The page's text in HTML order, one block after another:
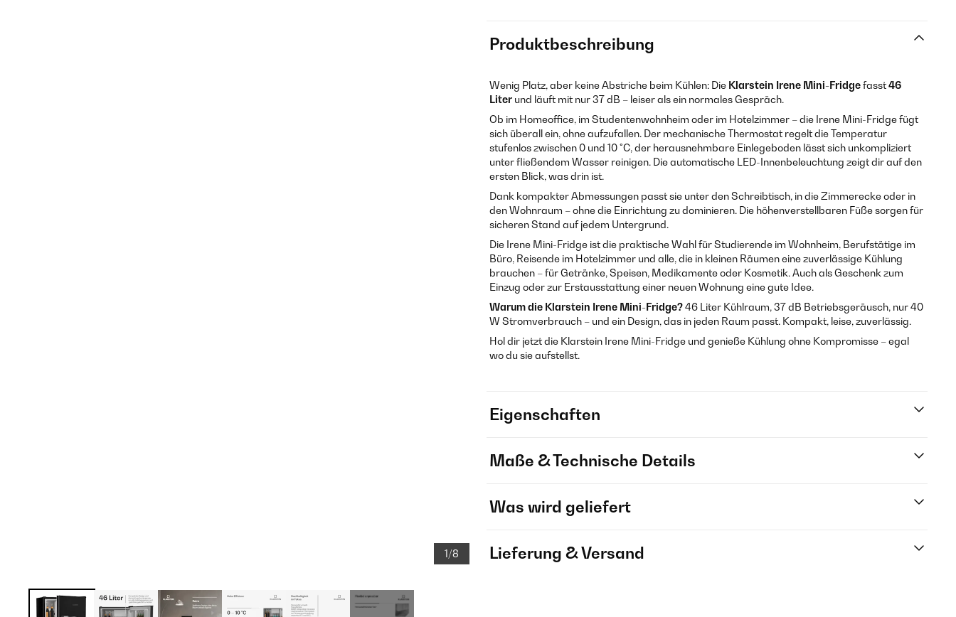
1/8
Produktbeschreibung
Wenig Platz, aber keine Abstriche beim Kühlen: Die Klarstein Irene Mini-Fridgefasst46
Liter und läuft mit nur 37 dB – leiser als ein normales Gespräch.
Ob im Homeoffice, im Studentenwohnheim oder im Hotelzimmer – die Irene Mini-Fridge fügt
sich überall ein, ohne aufzufallen. Der mechanische Thermostat regelt die Temperatur
stufenlos zwischen 0 und 10 °C, der herausnehmbare Einlegeboden lässt sich unkompliziert
unter fließendem Wasser reinigen. Die automatische LED-Innenbeleuchtung zeigt dir auf den
ersten Blick, was drin ist.
Dank kompakter Abmessungen passt sie unter den Schreibtisch, in die Zimmerecke oder in
den Wohnraum – ohne die Einrichtung zu dominieren. Die höhenverstellbaren Füße sorgen für
sicheren Stand auf jedem Untergrund.
Die Irene Mini-Fridge ist die praktische Wahl für Studierende im Wohnheim, Berufstätige im
Büro, Reisende im Hotelzimmer und alle, die in kleinen Räumen eine zuverlässige Kühlung
brauchen – für Getränke, Speisen, Medikamente oder Kosmetik. Auch als Geschenk zum
Einzug oder zur Erstausstattung einer neuen Wohnung eine gute Idee.
Warum die Klarstein Irene Mini-Fridge?46 Liter Kühlraum, 37 dB Betriebsgeräusch, nur 40
W Stromverbrauch – und ein Design, das in jeden Raum passt. Kompakt, leise, zuverlässig.
Hol dir jetzt die Klarstein Irene Mini-Fridge und genieße Kühlung ohne Kompromisse – egal
wo du sie aufstellst.
Eigenschaften
Maße & Technische Details
Was wird geliefert
Lieferung & Versand